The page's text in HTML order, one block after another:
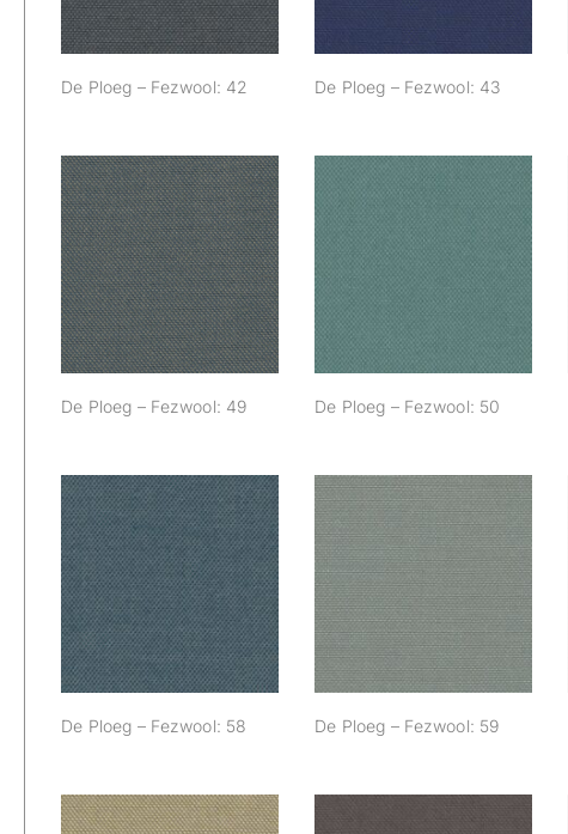
De Ploeg – Fezwool: 42 De Ploeg – Fezwool: 43
De Ploeg –
Fezwool: 49
De Ploeg – Fezwool: 49
De Ploeg –
Fezwool: 50
De Ploeg – Fezwool: 50
De Ploeg –
Fezwool: 58
De Ploeg – Fezwool: 58
De Ploeg –
Fezwool: 59
De Ploeg – Fezwool: 59